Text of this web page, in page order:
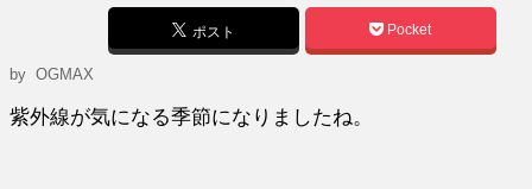
ポスト Pocket
byOGMAX
紫外線が気になる季節になりましたね。